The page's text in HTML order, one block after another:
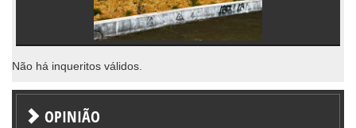
Não há inqueritos válidos.
OPINIÃO